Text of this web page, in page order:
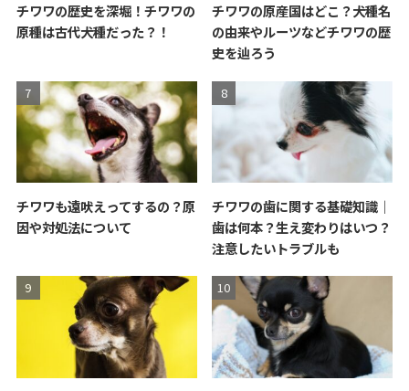
チワワの歴史を深堀！チワワの
原種は古代犬種だった？！
チワワの原産国はどこ？犬種名
の由来やルーツなどチワワの歴
史を辿ろう
チワワも遠吠えってするの？原
因や対処法について
チワワの歯に関する基礎知識｜
歯は何本？生え変わりはいつ？
注意したいトラブルも